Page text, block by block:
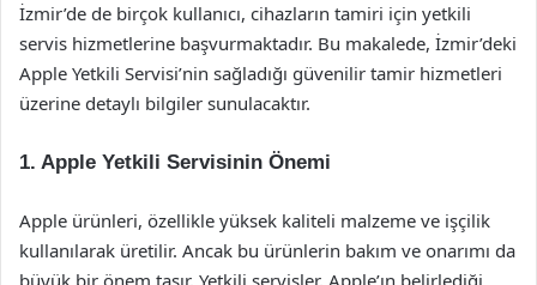
İzmir’de de birçok kullanıcı, cihazların tamiri için yetkili
servis hizmetlerine başvurmaktadır. Bu makalede, İzmir’deki
Apple Yetkili Servisi’nin sağladığı güvenilir tamir hizmetleri
üzerine detaylı bilgiler sunulacaktır.
1. Apple Yetkili Servisinin Önemi
Apple ürünleri, özellikle yüksek kaliteli malzeme ve işçilik
kullanılarak üretilir. Ancak bu ürünlerin bakım ve onarımı da
büyük bir önem taşır. Yetkili servisler, Apple’ın belirlediği